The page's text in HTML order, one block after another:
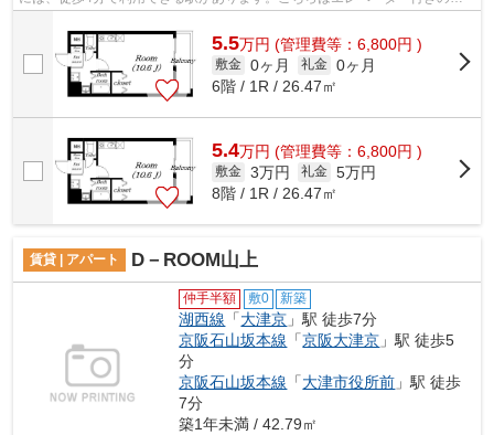
5.5万円 (管理費等：6,800円 )
敷金 0ヶ月 礼金 0ヶ月
6階 / 1R / 26.47㎡
5.4万円 (管理費等：6,800円 )
敷金 3万円 礼金 5万円
8階 / 1R / 26.47㎡
賃貸 | アパート D－ROOM山上
仲手半額 敷0 新築
湖西線 「大津京 」駅 徒歩7分
京阪石山坂本線 「京阪大津京 」駅 徒歩5
分
京阪石山坂本線 「大津市役所前 」駅 徒歩
7分
築1年未満 / 42.79㎡